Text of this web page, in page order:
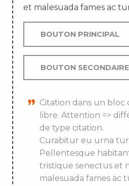
et malesuada fames ac
BOUTON PRINCIPAL
BOUTON SECONDAIRE
Citation dans un bloc
libre. Attention =>
de type citation.
Curabitur eu urna
Pellentesque
tristique senectus et
malesuada fames ac